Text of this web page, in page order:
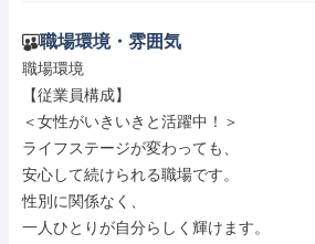
職場環境・雰囲気
職場環境
【従業員構成】
＜女性がいきいきと活躍中！＞
ライフステージが変わっても、
安心して続けられる職場です。
性別に関係なく、
一人ひとりが自分らしく輝けます。